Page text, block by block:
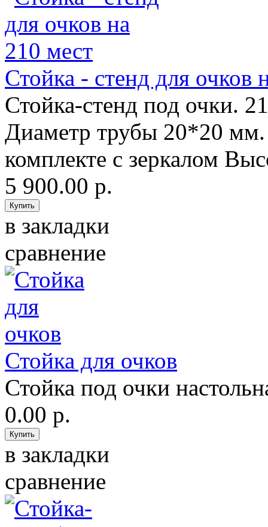
Стойка - стенд для очков
Стойка-стенд под очки.
Диаметр трубы 20*20
комплекте с зеркалом
5 900.00 р.
в закладки
сравнение
Стойка для очков
Стойка под очки
0.00 р.
в закладки
сравнение